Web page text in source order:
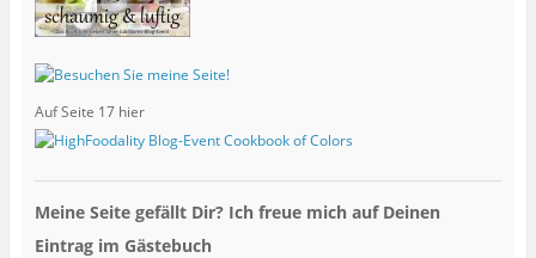
Auf Seite 17 hier
Meine Seite gefällt Dir? Ich freue mich auf Deinen
Eintrag im Gästebuch